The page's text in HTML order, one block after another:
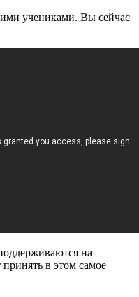
учениками. Вы сейчас
на
в этом самое